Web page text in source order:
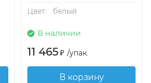
Цвет:
белый
В наличии
11 465 ₽ /упак.
В корзину